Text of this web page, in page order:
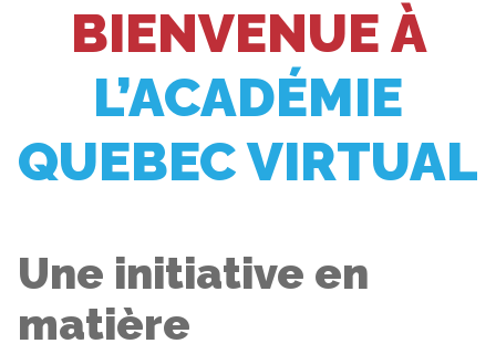
BIENVENUE À
L’ACADÉMIE
QUEBEC VIRTUAL
Une initiative en
matière